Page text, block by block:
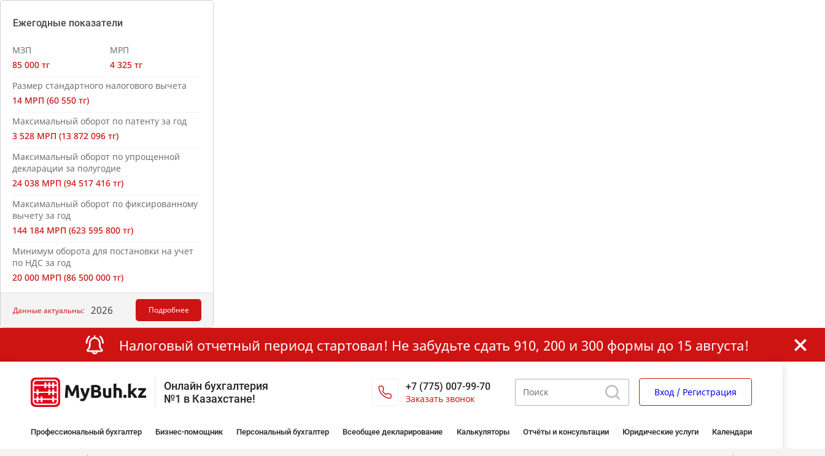
Ежегодные показатели
МЗП
85 000 тг
МРП
4 325 тг
Размер стандартного налогового вычета
14 МРП (60 550 тг)
Максимальный оборот по патенту за год
3 528 МРП (13 872 096 тг)
Максимальный оборот по упрощенной
декларации за полугодие
24 038 МРП (94 517 416 тг)
Максимальный оборот по фиксированному
вычету за год
144 184 МРП (623 595 800 тг)
Минимум оборота для постановки на учет
по НДС за год
20 000 МРП (86 500 000 тг)
Данные актуальны: 2026 Подробнее
Налоговый отчетный период стартовал! Не забудьте сдать 910, 200 и 300 формы до 15 августа!
Онлайн бухгалтерия
№1 в Казахстане!
+7 (775) 007-99-70
Заказать звонок
Вход / Регистрация
Профессиональный бухгалтер Бизнес-помощник Персональный бухгалтер Всеобщее декларирование Калькуляторы Отчёты и консультации Юридические услуги Календари